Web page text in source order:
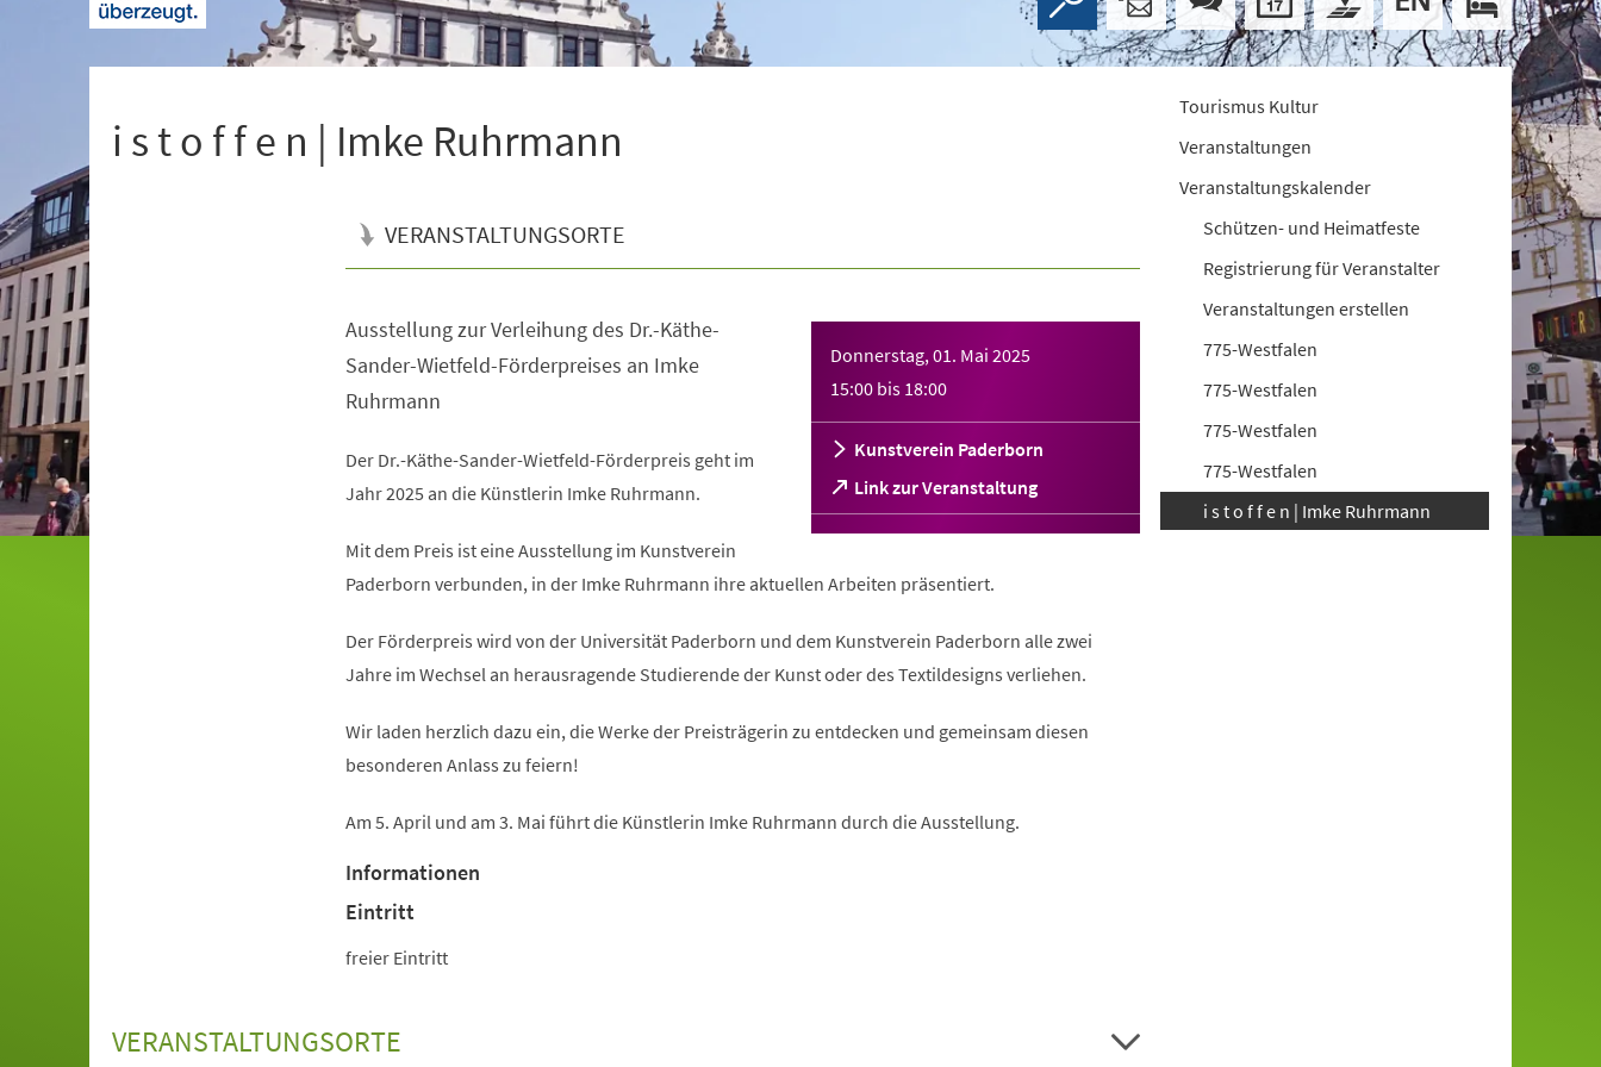
i s t o f f e n | Imke Ruhrmann
VERANSTALTUNGSORTE
Donnerstag, 01. Mai 2025
15:00 bis 18:00
Kunstverein Paderborn
Link zur Veranstaltung
(Öffnet
in
einem
Tab)
Ausstellung zur Verleihung des Dr.-Käthe-
Sander-Wietfeld-Förderpreises an Imke
Ruhrmann
Der Dr.-Käthe-Sander-Wietfeld-Förderpreis geht im
Jahr 2025 an die Künstlerin Imke Ruhrmann.
Mit dem Preis ist eine Ausstellung im Kunstverein
Paderborn verbunden, in der Imke Ruhrmann ihre aktuellen Arbeiten präsentiert.
Der Förderpreis wird von der Universität Paderborn und dem Kunstverein Paderborn alle zwei
Jahre im Wechsel an herausragende Studierende der Kunst oder des Textildesigns verliehen.
Wir laden herzlich dazu ein, die Werke der Preisträgerin zu entdecken und gemeinsam diesen
besonderen Anlass zu feiern!
Am 5. April und am 3. Mai führt die Künstlerin Imke Ruhrmann durch die Ausstellung.
Informationen
Eintritt
freier Eintritt
VERANSTALTUNGSORTE
Tourismus Kultur
Veranstaltungen
Veranstaltungskalender
Schützen- und Heimatfeste
Registrierung für Veranstalter
Veranstaltungen erstellen
775-Westfalen
775-Westfalen
775-Westfalen
775-Westfalen
i s t o f f e n | Imke Ruhrmann